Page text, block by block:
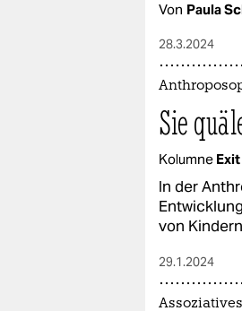
Von Paula
28.3.2024
Sie
Kolumne
In der
von
29.1.2024